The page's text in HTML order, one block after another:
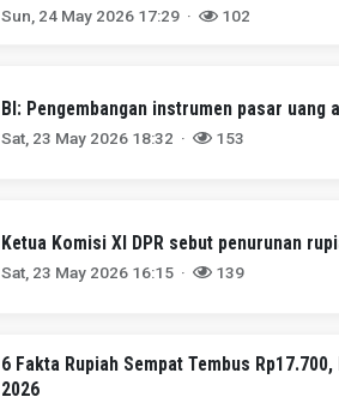
Sun, 24 May 2026 17:29 · 102
BI: Pengembangan instrumen pasar uang
Sat, 23 May 2026 18:32 · 153
Ketua Komisi XI DPR sebut penurunan
Sat, 23 May 2026 16:15 · 139
6 Fakta Rupiah Sempat Tembus
2026